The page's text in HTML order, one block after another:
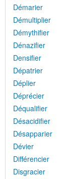
Démarier
Démultiplier
Démythifier
Dénazifier
Densifier
Dépatrier
Déplier
Déprécier
Déqualifier
Désacidifier
Désapparier
Dévier
Différencier
Disgracier